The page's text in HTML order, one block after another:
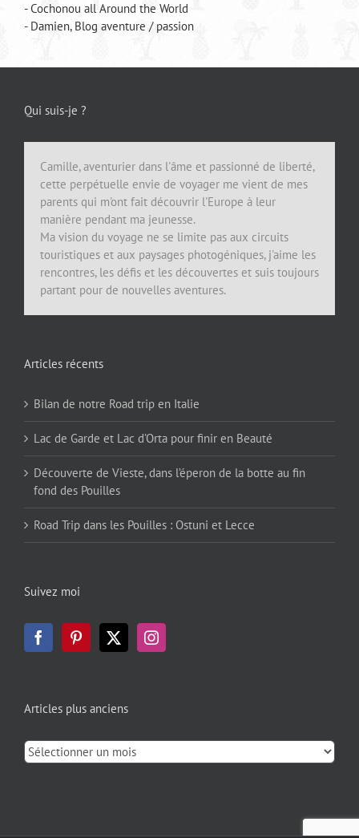
- Cochonou all Around the World
- Damien, Blog aventure / passion
Qui suis-je ?
Camille, aventurier dans l'âme et passionné de liberté,
cette perpétuelle envie de voyager me vient de mes
parents qui m'ont fait découvrir l'Europe à leur
manière pendant ma jeunesse.
Ma vision du voyage ne se limite pas aux circuits
touristiques et aux paysages photogéniques, j'aime les
rencontres, les défis et les découvertes et suis toujours
partant pour de nouvelles aventures.
Articles récents
Bilan de notre Road trip en Italie
Lac de Garde et Lac d’Orta pour finir en Beauté
Découverte de Vieste, dans l’éperon de la botte au fin
fond des Pouilles
Road Trip dans les Pouilles : Ostuni et Lecce
Suivez moi
Articles plus anciens
Articles
plus